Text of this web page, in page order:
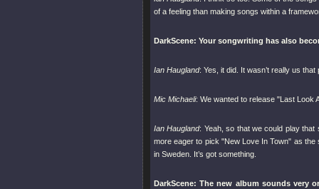
of a feeling than making songs within a
DarkScene: Your songwriting has also
Ian Haugland: Yes, it did. It wasn’t really us
Mic Michaeli: We wanted to release "Last Look
Ian Haugland: Yeah, so that we could play
more eager to pick "New Love In Town" as the
in Sweden. It’s got something.
DarkScene: The new album sounds very